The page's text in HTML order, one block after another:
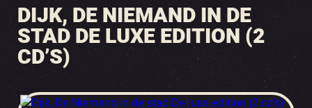
DIJK, DE NIEMAND IN DE
STAD DE LUXE EDITION (2
CD’S)